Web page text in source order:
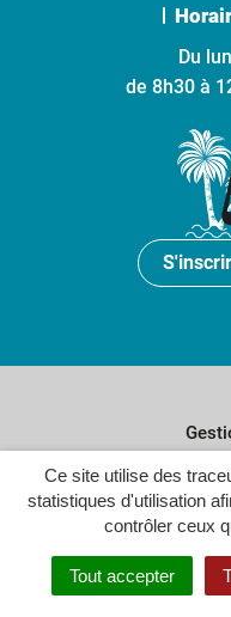
Ce site utilise des
statistiques d'utilisation
contrôler ceux
Tout accepter
Du
de 8h30 à